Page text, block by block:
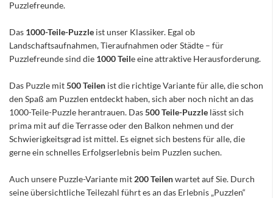
Puzzlefreunde.
Das 1000-Teile-Puzzle ist unser Klassiker. Egal ob
Landschaftsaufnahmen, Tieraufnahmen oder Städte – für
Puzzlefreunde sind die 1000 Teile eine attraktive Herausforderung.
Das Puzzle mit500 Teilen ist die richtige Variante für alle, die schon
den Spaß am Puzzlen entdeckt haben, sich aber noch nicht an das
1000-Teile-Puzzle herantrauen. Das500 Teile-Puzzle lässt sich
prima mit auf die Terrasse oder den Balkon nehmen und der
Schwierigkeitsgrad ist mittel. Es eignet sich bestens für alle, die
gerne ein schnelles Erfolgserlebnis beim Puzzlen suchen.
Auch unsere Puzzle-Variante mit 200 Teilenwartet auf Sie. Durch
seine übersichtliche Teilezahl führt es an das Erlebnis „Puzzlen“